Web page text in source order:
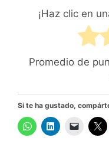
¡Haz clic en
Promedio de
Si te ha gustado,